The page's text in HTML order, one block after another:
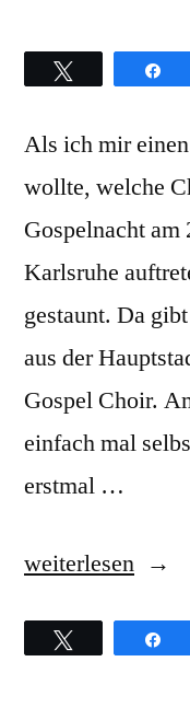
Als ich mir
wollte, welche
Gospelnacht
Karlsruhe
gestaunt. Da
aus der
Gospel Choir.
einfach mal
erstmal …
„Der
Gospel
weiterlesen